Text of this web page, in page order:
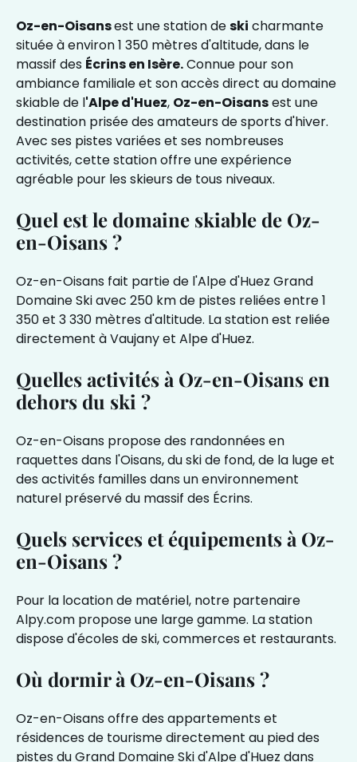
Oz-en-Oisansest une station deski charmante
située à environ 1 350 mètres d'altitude, dans le
massif des Écrins en Isère.Connue pour son
ambiance familiale et son accès direct au domaine
skiable de l'Alpe d'Huez, Oz-en-Oisansest une
destination prisée des amateurs de sports d'hiver.
Avec ses pistes variées et ses nombreuses
activités, cette station offre une expérience
agréable pour les skieurs de tous niveaux.
Quel est le domaine skiable de Oz-
en-Oisans ?
Oz-en-Oisans fait partie de l'Alpe d'Huez Grand
Domaine Ski avec 250 km de pistes reliées entre 1
350 et 3 330 mètres d'altitude. La station est reliée
directement à Vaujany et Alpe d'Huez.
Quelles activités à Oz-en-Oisans en
dehors du ski ?
Oz-en-Oisans propose des randonnées en
raquettes dans l'Oisans, du ski de fond, de la luge et
des activités familles dans un environnement
naturel préservé du massif des Écrins.
Quels services et équipements à Oz-
en-Oisans ?
Pour la location de matériel, notre partenaire
Alpy.com propose une large gamme. La station
dispose d'écoles de ski, commerces et restaurants.
Où dormir à Oz-en-Oisans ?
Oz-en-Oisans offre des appartements et
résidences de tourisme directement au pied des
pistes du Grand Domaine Ski d'Alpe d'Huez dans